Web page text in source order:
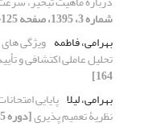
شماره 3، 1395، صفحه 125-146]
بهرامی، فاطمه ویژگی
تحلیل عاملی اکتشافی و
164]
بهرامی، لیلا پایایی
نظریۀ تعمیم پذیری[دوره 15، شماره 3، 1395، صفحه 170-188]